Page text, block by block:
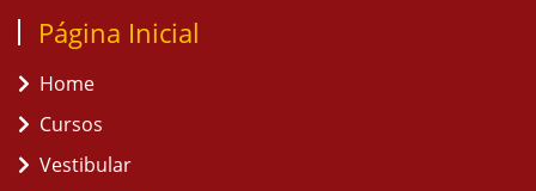
Página Inicial
Home
Cursos
Vestibular